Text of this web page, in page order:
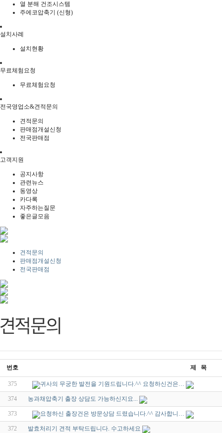
열 분해 건조시스템
주에코압축기 (신형)
설치사례
설치현황
무료체험요청
무료체험요청
전국영업소&견적문의
견적문의
판매점개설신청
전국판매점
고객지원
공지사항
관련뉴스
동영상
카다록
자주하는질문
좋은글모음
견적문의
판매점개설신청
전국판매점
번호 제 목
375 귀사의 무궁한 발전을 기원드립니다.^^ 요청하신건은…
374 농과채압축기 출장 상담도 가능하신지요...
373 요청하신 출장건은 방문상담 드렸습니다.^^ 감사합니…
372 발효처리기 견적 부탁드립니다. 수고하세요